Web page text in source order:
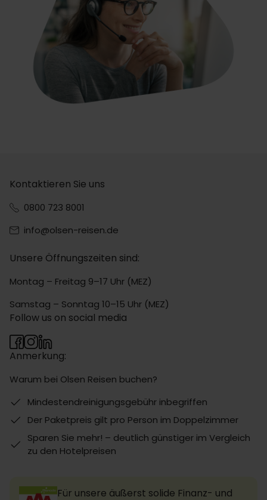
Kontaktieren Sie uns
0800 723 8001
info@olsen-reisen.de
Unsere Öffnungszeiten sind:
Montag – Freitag 9–17 Uhr (MEZ)
Samstag – Sonntag 10–15 Uhr (MEZ)
Anmerkung:
Warum bei Olsen Reisen buchen?
Mindestendreinigungsgebühr inbegriffen
Der Paketpreis gilt pro Person im Doppelzimmer
Sparen Sie mehr! – deutlich günstiger im Vergleich
zu den Hotelpreisen
Follow us on social media
Für unsere äußerst solide Finanz- und